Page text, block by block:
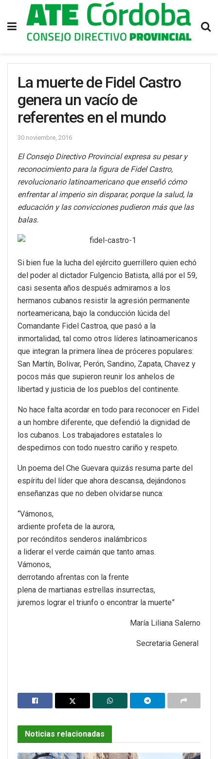
La muerte de Fidel Castro
genera un vacío de
referentes en el mundo
30 noviembre, 2016
El Consejo Directivo Provincial expresa su pesar y
reconocimiento para la figura de Fidel Castro,
revolucionario latinoamericano que enseñó cómo
enfrentar al imperio sin disparar, porque la salud, la
educación y las convicciones pudieron más que las
balas.
Si bien fue la lucha del ejército guerrillero quien echó
del poder al dictador Fulgencio Batista, allá por el 59,
casi sesenta años después admiramos a los
hermanos cubanos resistir la agresión permanente
norteamericana, bajo la conducción lúcida del
Comandante Fidel Castroa, que pasó a la
inmortalidad, tal como otros líderes latinoamericanos
que integran la primera línea de próceres populares:
San Martín, Bolivar, Perón, Sandino, Zapata, Chavez y
pocos más que supieron reunir los anhelos de
libertad y justicia de los pueblos del continente.
No hace falta acordar en todo para reconocer en Fidel
a un hombre diferente, que defendió la dignidad de
los cubanos. Los trabajadores estatales lo
despedimos con todo nuestro cariño y respeto.
Un poema del Che Guevara quizás resuma parte del
espíritu del líder que ahora descansa, dejándonos
enseñanzas que no deben olvidarse nunca:
“Vámonos,
ardiente profeta de la aurora,
por recónditos senderos inalámbricos
a liderar el verde caimán que tanto amas.
Vámonos,
derrotando afrentas con la frente
plena de martianas estrellas insurrectas,
juremos lograr el triunfo o encontrar la muerte”
María Liliana Salerno
Secretaria General
Noticias relacionadas